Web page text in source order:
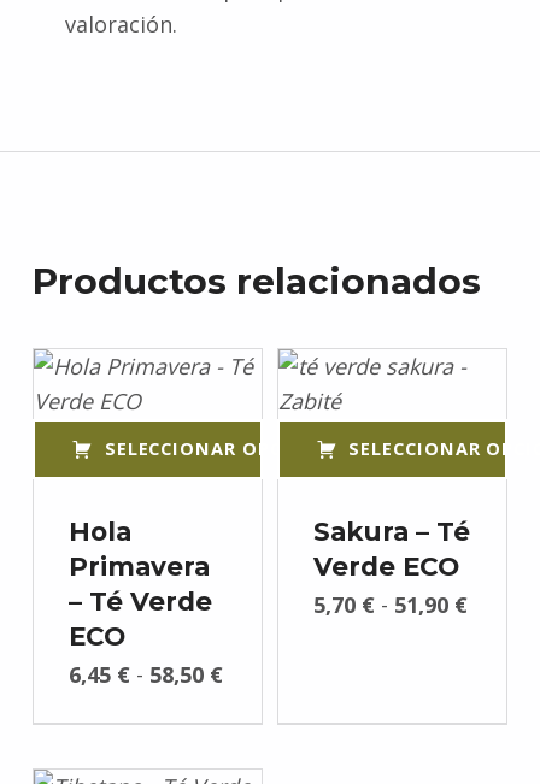
valoración.
Productos relacionados
SELECCIONAR OPCIONES
Hola
Primavera
– Té Verde
ECO
6,45 € - 58,50 €Rango de precios: desde 6,45 € hasta 58,50 €
SELECCIONAR
Sakura – Té
Verde ECO
5,70 € - 51,90 €Rango de precios: desde 5,70 € hasta 51,90 €